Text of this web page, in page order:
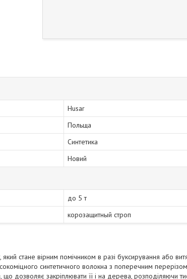
Husar
Польща
Синтетика
Новий
до 5 т
корозащитный строп
стане вірним помічником в разі буксирування або
синтетичного волокна з поперечним
дозволяє закріплювати її і на дерева, розподіляючи